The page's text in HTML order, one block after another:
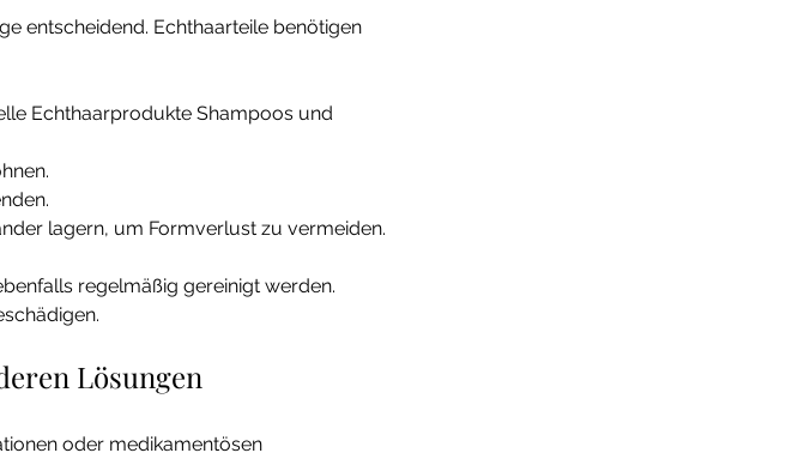
entscheidend. Echthaarteile benötigen
Echthaarprodukte Shampoos und
lagern, um Formverlust zu vermeiden.
regelmäßig gereinigt werden.
Lösungen
oder medikamentösen